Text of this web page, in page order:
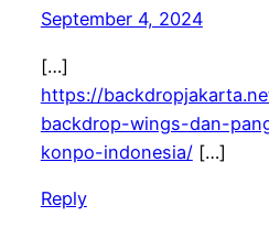
September 4, 2024
[…]
https://
backdrop-wings-dan-
konpo-indonesia/[…]
Reply